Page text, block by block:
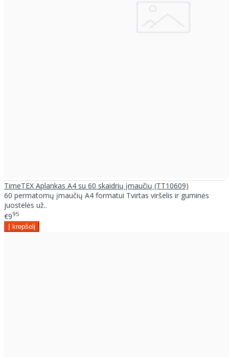
TimeTEX Aplankas A4 su 60 skaidrių įmaučių (TT10609)
60 permatomų įmaučių A4 formatui Tvirtas viršelis ir guminės
juostelės už..
€995